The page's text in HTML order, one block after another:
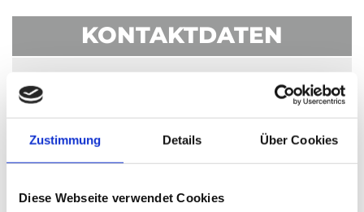
Zustimmung Details Über Cookies
Diese Webseite verwendet Cookies
KONTAKTDATEN
Auchtertweg 24
Telefon: +49 (0)7482 - 92 82 0